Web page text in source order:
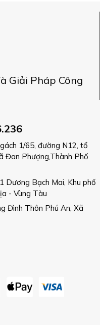
Giải Pháp Công
1/65, đường N12, tổ
Đan Phượng,Thành Phố
Dương Bạch Mai, Khu phố
- Vùng Tàu
Đình Thôn Phú An, Xã